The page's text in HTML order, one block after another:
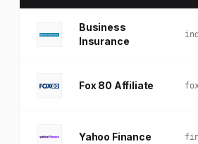
Business
Insurance
Fox 80 Affiliate
Yahoo Finance